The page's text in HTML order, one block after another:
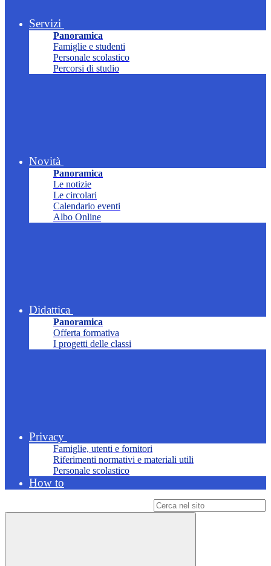
Servizi
Panoramica
Famiglie e studenti
Personale scolastico
Percorsi di studio
Novità
Panoramica
Le notizie
Le circolari
Calendario eventi
Albo Online
Didattica
Panoramica
Offerta formativa
I progetti delle classi
Privacy
Famiglie, utenti e fornitori
Riferimenti normativi e materiali utili
Personale scolastico
How to